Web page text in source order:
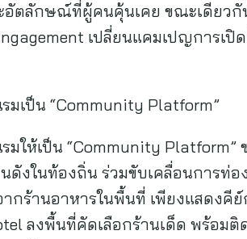
ตลักษณ์ที่ผู้คนคุ้นเคย ขณะเดียวกัน
เปลี่ยนแคมเปญการเปิ
มเป็น “Community Platform”
มให้เป็น “Community
ดังในท้องถิ่น ร่วมขับเคลื่อนการท่
กร้านอาหารในพื้นที่ เพียงแสดงคี
ลงพื้นที่คัดเลือกร้านเด็ด พร้อม